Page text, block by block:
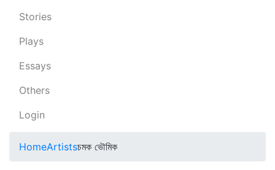
Stories
Plays
Essays
Others
Login
HomeArtistsচমক ভৌমিক